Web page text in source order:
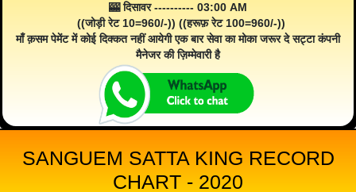
🎰 दिसावर ---------- 03:00 AM
((जोड़ी रेट 10=960/-)) ((हरूफ़ रेट 100=960/-))
माँ क़सम पेमेंट में कोई दिक्कत नहीं आयेगी एक बार सेवा का मोका जरूर दे सट्टा कंपनी
मैनेजर की ज़िम्मेवारी है
SANGUEM SATTA KING RECORD
CHART - 2020